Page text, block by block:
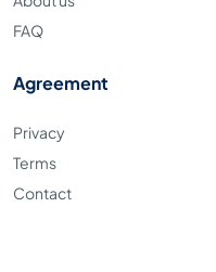
FAQ
Agreement
Privacy
Terms
Contact